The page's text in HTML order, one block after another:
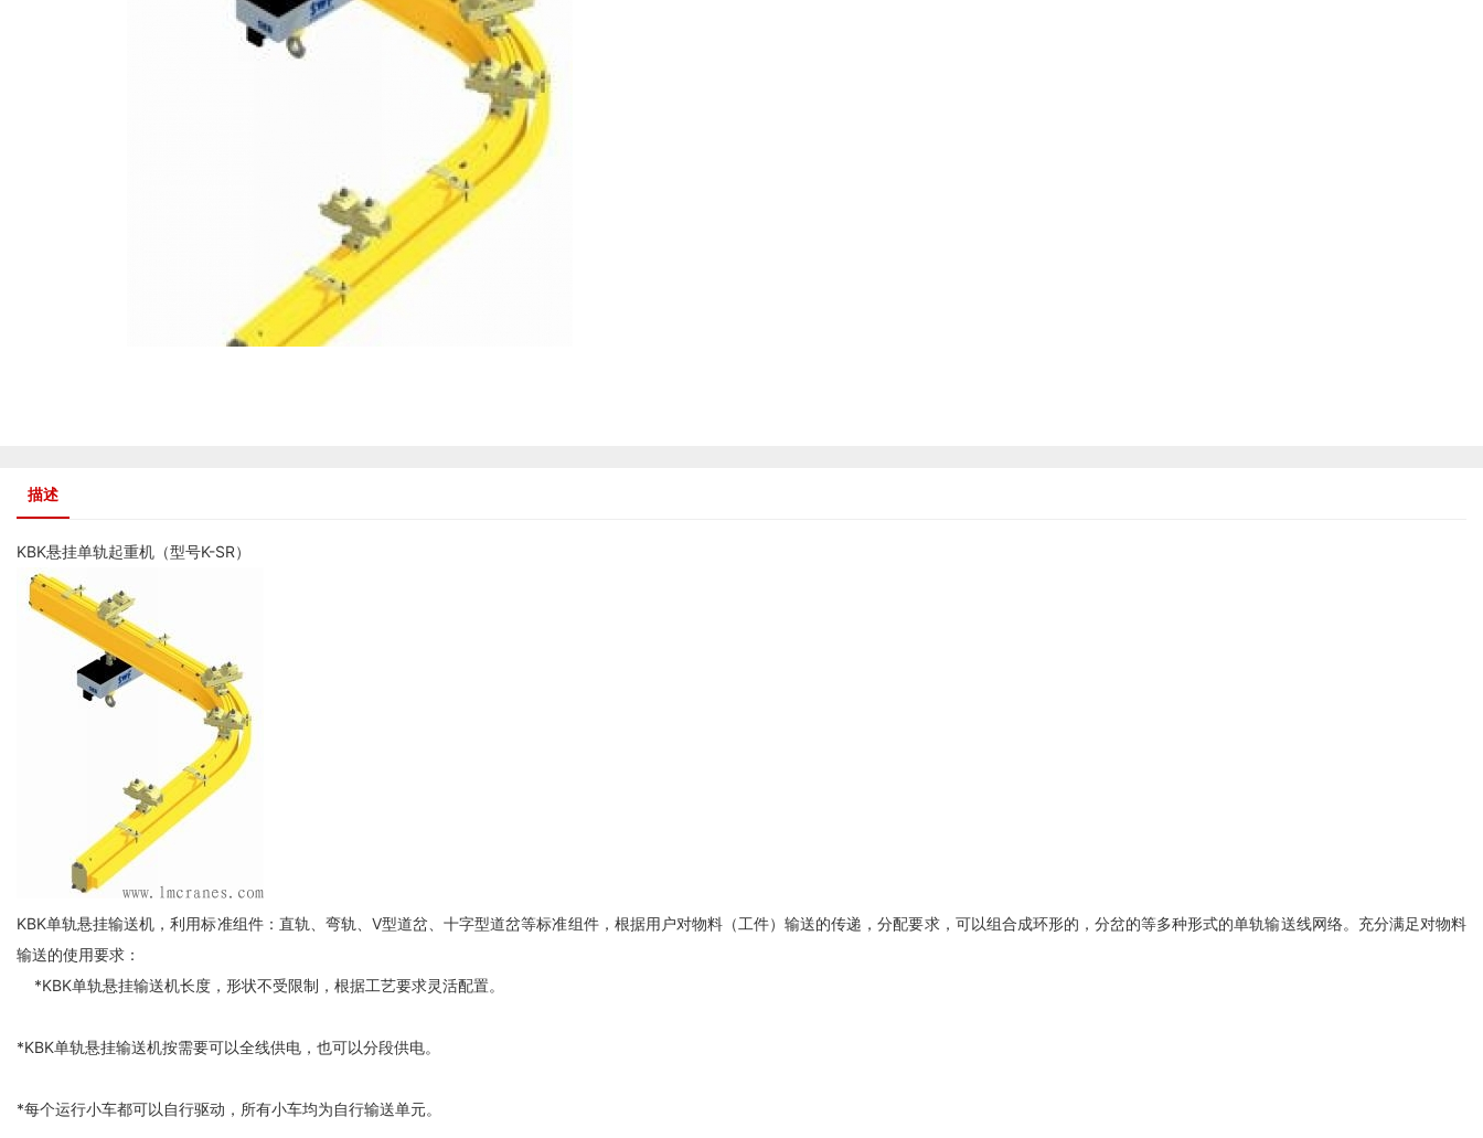
描述
KBK悬挂单轨起重机 （型号K-SR）
KBK单轨悬挂输送机，利用标准组件：直轨、弯轨、V型道岔、十字型道岔等标准组件，根据用户对物料（工件）输送的传递，分配要求，可以组合成环形的，分岔的等多种形式的单轨输送线网络。充分满足对物料
输送的使用要求：
*KBK单轨悬挂输送机长度，形状不受限制，根据工艺要求灵活配置。
*KBK单轨悬挂输送机按需要可以全线供电，也可以分段供电。
*每个运行小车都可以自行驱动，所有小车均为自行输送单元。